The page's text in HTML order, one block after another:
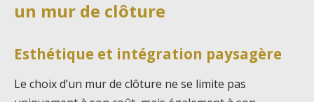
un mur de clôture
Esthétique et intégration paysagère
Le choix d’un mur de clôture ne se limite pas